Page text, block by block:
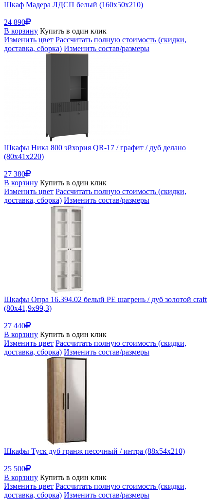
Шкаф Мадера ЛДСП белый (160x50x210)
24 890
В корзину Купить в один клик
Изменить цвет Рассчитать полную стоимость (скидки,
доставка, сборка) Изменить состав/размеры
Шкафы Ника 800 эйхория QR-17 / графит / дуб делано
(80x41x220)
27 380
В корзину Купить в один клик
Изменить цвет Рассчитать полную стоимость (скидки,
доставка, сборка) Изменить состав/размеры
Шкафы Опра 16.394.02 белый PE шагрень / дуб золотой craft
(80x41,9x99,3)
27 440
В корзину Купить в один клик
Изменить цвет Рассчитать полную стоимость (скидки,
доставка, сборка) Изменить состав/размеры
Шкафы Туск дуб гранж песочный / интра (88x54x210)
25 500
В корзину Купить в один клик
Изменить цвет Рассчитать полную стоимость (скидки,
доставка, сборка) Изменить состав/размеры